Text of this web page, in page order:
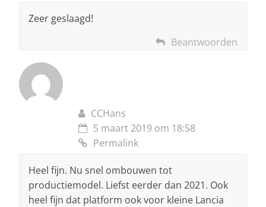
Zeer geslaagd!
Beantwoorden
CCHans
5 maart 2019 om 18:58
Permalink
Heel fijn. Nu snel ombouwen tot
productiemodel. Liefst eerder dan 2021. Ook
heel fijn dat platform ook voor kleine Lancia